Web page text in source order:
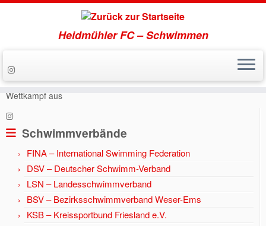
Zum
Inhalt
springen
Heidmühler FC – Schwimmen
Start » Aktuell » Jahr 2014 » HFC richtete 1. kindgerechten
Wettkampf aus
Schwimmverbände
FINA – International Swimming Federation
DSV – Deutscher Schwimm-Verband
LSN – Landesschwimmverband
BSV – Bezirksschwimmverband Weser-Ems
KSB – Kreissportbund Friesland e.V.